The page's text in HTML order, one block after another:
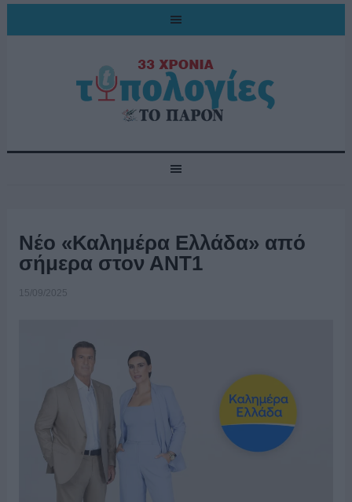
Νέο «Καλημέρα Ελλάδα» από
σήμερα στον ΑΝΤ1
15/09/2025